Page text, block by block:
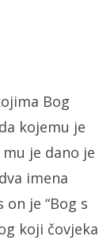
Bog
kojemu je
je dano je
imena
je “Bog s
koji čovjeka